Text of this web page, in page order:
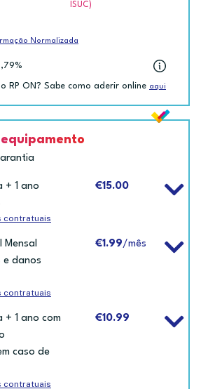
ISUC)
Normalizada
RP ON? Sabe como aderir online aqui
+ 1 ano
€15.00
contratuais
Mensal
e danos
€1.99/mês
contratuais
1 ano com
caso de
€10.99
contratuais